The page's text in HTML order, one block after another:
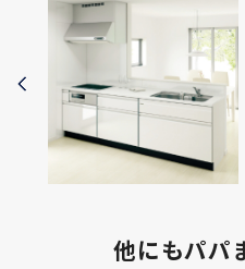
他にもパパ